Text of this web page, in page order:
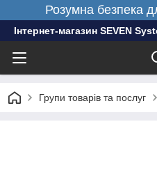
Розумна безпека
Інтернет-магазин SEVEN
Групи товарів та послуг